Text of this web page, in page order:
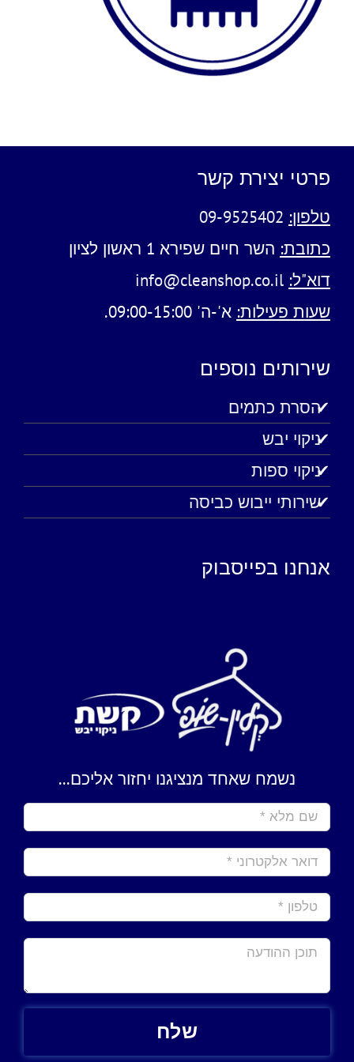
פרטי יצירת קשר
טלפון: 09-9525402
כתובת: השר חיים שפירא 1 ראשון לציון
דוא"ל: info@cleanshop.co.il
שעות פעילות: א'-ה' 09:00-15:00.
שירותים נוספים
הסרת כתמים
ניקוי יבש
ניקוי ספות
שירותי ייבוש כביסה
אנחנו בפייסבוק
נשמח שאחד מנציגנו יחזור אליכם...